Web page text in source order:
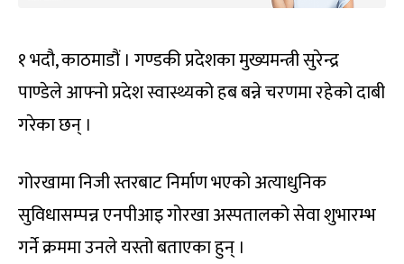
१ भदौ, काठमाडौं । गण्डकी प्रदेशका मुख्यमन्त्री सुरेन्द्र
पाण्डेले आफ्नो प्रदेश स्वास्थ्यको हब बन्ने चरणमा रहेको दाबी
गरेका छन् ।
गोरखामा निजी स्तरबाट निर्माण भएको अत्याधुनिक
सुविधासम्पन्न एनपीआइ गोरखा अस्पतालको सेवा शुभारम्भ
गर्ने क्रममा उनले यस्तो बताएका हुन् ।